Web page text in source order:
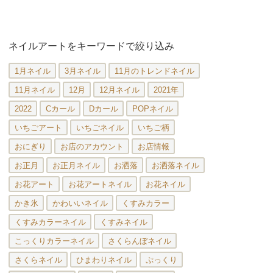
ネイルアートをキーワードで絞り込み
1月ネイル 3月ネイル 11月のトレンドネイル
11月ネイル 12月 12月ネイル 2021年
2022 Cカール Dカール POPネイル
いちごアート いちごネイル いちご柄
おにぎり お店のアカウント お店情報
お正月 お正月ネイル お洒落 お洒落ネイル
お花アート お花アートネイル お花ネイル
かき氷 かわいいネイル くすみカラー
くすみカラーネイル くすみネイル
こっくりカラーネイル さくらんぼネイル
さくらネイル ひまわりネイル ぷっくり